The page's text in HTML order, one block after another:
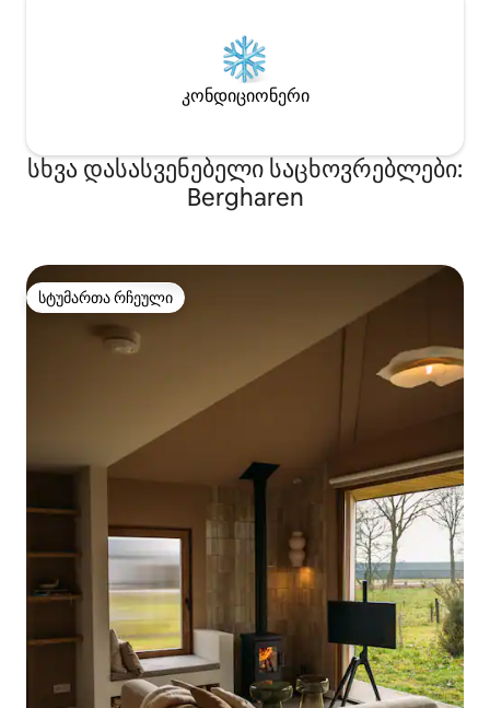
კონდიციონერი
სხვა დასასვენებელი საცხოვრებლები:
Bergharen
სტუმართა რჩეული
სტუმართა რჩეული